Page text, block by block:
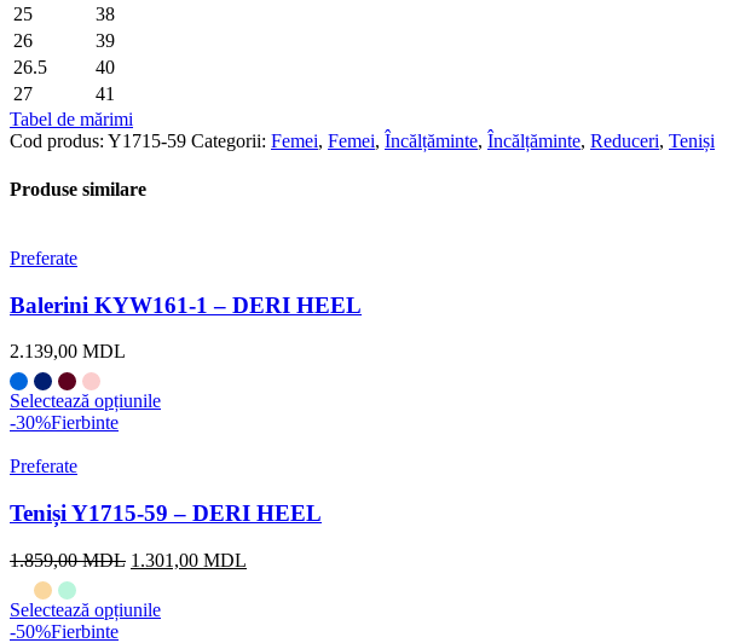
25
38
26
39
26.5
40
27
41
Tabel de mărimi
Cod produs: Y1715-59 Categorii: Femei, Femei, Încălțăminte, Încălțăminte, Reduceri, Teniși
Produse similare
Preferate
Balerini KYW161-1 – DERI HEEL
2.139,00 MDL
Selectează opțiunile
-30%Fierbinte
Preferate
Teniși Y1715-59 – DERI HEEL
1.859,00MDL Prețul
a
fost:
1.301,00 MDL
Selectează opțiunile
-50%Fierbinte